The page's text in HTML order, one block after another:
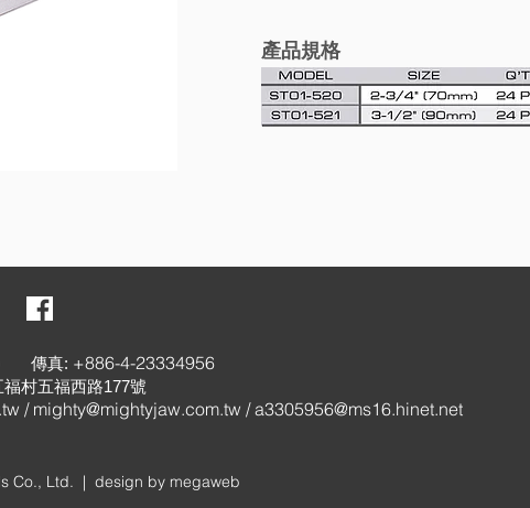
產品規格
傳真: +886-4-23334956
村五福西路177號
/ mighty@mightyjaw.com.tw /a3305956@ms16.hinet.net
Co., Ltd. | design by megaweb